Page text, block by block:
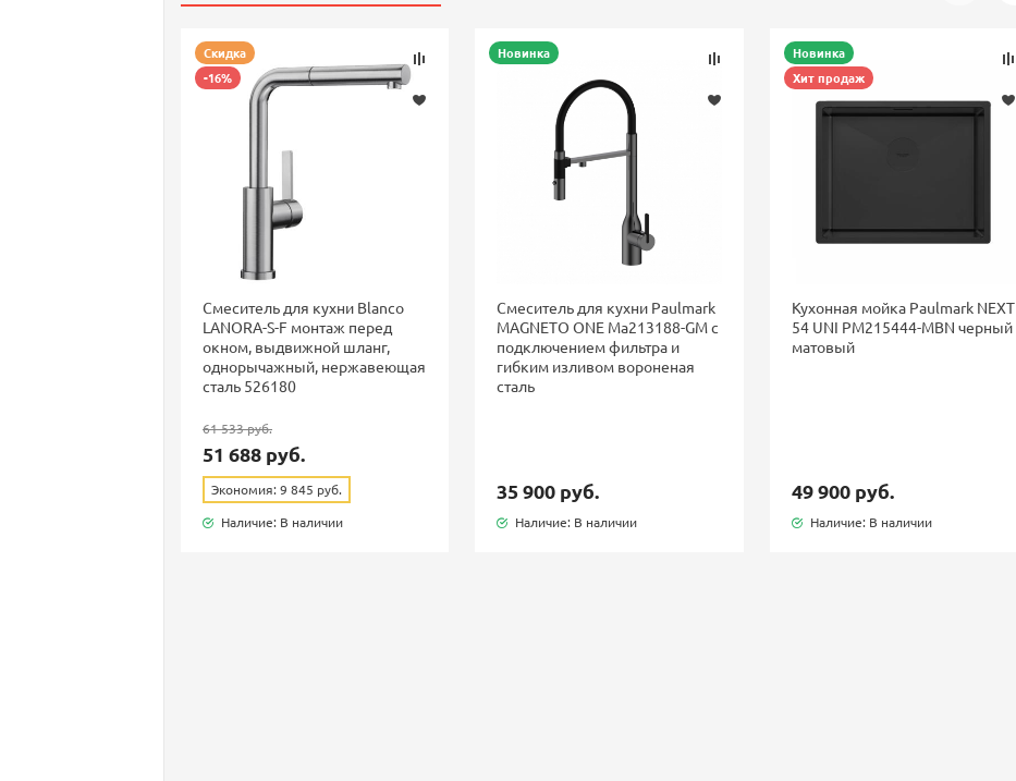
Скидка
-16%
Смеситель для кухни Blanco
LANORA-S-F монтаж перед
окном, выдвижной шланг,
однорычажный, нержавеющая
сталь 526180
61 533 руб.
51 688 руб.
Экономия: 9 845 руб.
Наличие: В наличии
Новинка
Смеситель для кухни Paulmark
MAGNETO ONE Ma213188-GM с
подключением фильтра и
гибким изливом вороненая
сталь
35 900 руб.
Наличие: В наличии
Новинка
Хит продаж
Кухонная мойка Paulmark NEXT
54 UNI PM215444-MBN черный
матовый
49 900 руб.
Наличие: В наличии